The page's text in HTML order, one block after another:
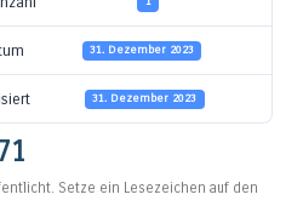
31. Dezember 2023
31. Dezember 2023
Setze ein Lesezeichen auf den